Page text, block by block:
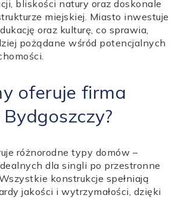
bliskości natury oraz doskonale
miejskiej. Miasto inwestuje
oraz kulturę, co sprawia,
pożądane wśród potencjalnych
oferuje firma
różnorodne typy domów –
dla singli po przestronne
konstrukcje spełniają
jakości i wytrzymałości, dzięki